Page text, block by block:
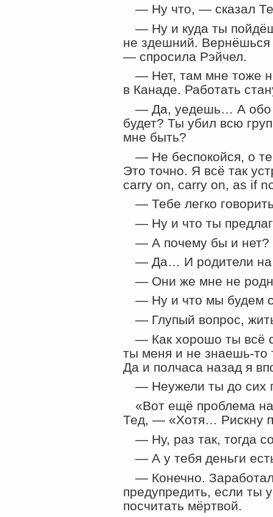
— Ну что, — сказал
— Ну и куда ты
не здешний. Вернёшься
— спросила Рэйчел.
— Нет, там мне тоже
в Канаде. Работать
— Да, уедешь… А обо
будет? Ты убил всю
мне быть?
— Не беспокойся, о
Это точно. Я всё так
carry on, carry on, as if
— Тебе легко
— Ну и что ты
— А почему бы и нет?
— Да… И родители на
— Они же мне не
— Ну и что мы будем
— Глупый вопрос,
— Как хорошо ты всё
ты меня и не знаешь-то
Да и полчаса назад я
— Неужели ты до сих
«Вот ещё проблема
Тед, — «Хотя… Рискну
— Ну, раз так, тогда
— А у тебя деньги
— Конечно.
предупредить, если ты
посчитать мёртвой.